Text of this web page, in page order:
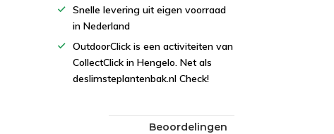
Snelle levering uit eigen voorraad
in Nederland
OutdoorClick is een activiteiten van
CollectClick in Hengelo. Net als
deslimsteplantenbak.nl Check!
Beoordelingen